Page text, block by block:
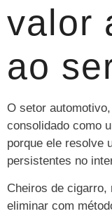
valor
ao
O setor
consolidado como
porque ele resolve
persistentes no
Cheiros de
eliminar com